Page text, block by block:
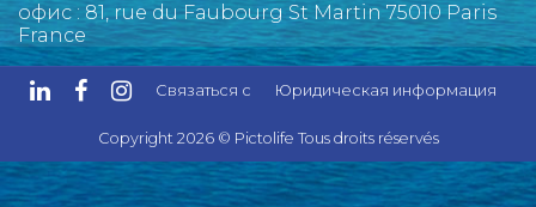
офис : 81, rue du Faubourg St Martin 75010 Paris
France
Связаться с Юридическая информация
Copyright 2026 © Pictolife Tous droits réservés